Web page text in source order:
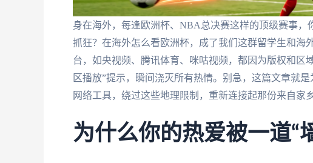
身在海外，每逢欧洲杯、NBA总决赛这样的顶级赛事
抓狂？在海外怎么看欧洲杯，成了我们这群留学生和海
台，如央视频、腾讯体育、咪咕视频，都因为版权和区
区播放”提示，瞬间浇灭所有热情。别急，这篇文章就
网络工具，绕过这些地理限制，重新连接起那份来自家
为什么你的热爱被一道“